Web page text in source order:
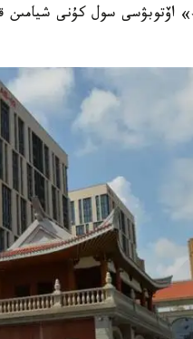
اۆتوبۋسى سول كۇنى شيامىن